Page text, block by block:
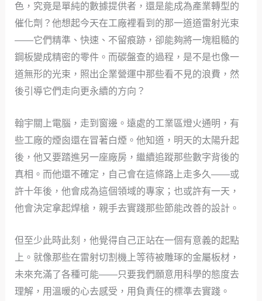
色，究竟是單純的數據提供者，還是能成為產業轉型的
催化劑？他想起今天在工廠裡看到的那一道道雷射光束
——它們精準、快速、不留痕跡，卻能夠將一塊粗糙的
鋼板變成精密的零件。而碳盤查的過程，是不是也像一
道無形的光束，照出企業營運中那些看不見的浪費，然
後引導它們走向更永續的方向？
翰宇關上電腦，走到窗邊。遠處的工業區燈火通明，有
些工廠的煙囪還在冒著白煙。他知道，明天的太陽升起
後，他又要踏進另一座廠房，繼續追蹤那些數字背後的
真相。而他還不確定，自己會在這條路上走多久——或
許十年後，他會成為這個領域的專家；也或許有一天，
他會決定拿起焊槍，親手去實踐那些節能改善的設計。
但至少此時此刻，他覺得自己正站在一個有意義的起點
上。就像那些在雷射切割機上等待被雕琢的金屬板材，
未來充滿了各種可能——只要我們願意用科學的態度去
理解，用溫暖的心去感受，用負責任的標準去實踐。